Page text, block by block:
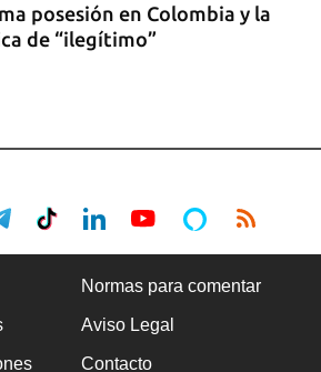
posesión en Colombia y la
de “ilegítimo”
Normas para comentar
Aviso Legal
Contacto